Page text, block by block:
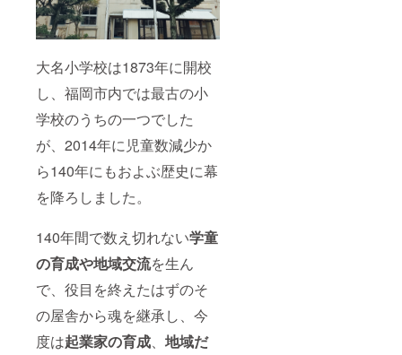
大名小学校は1873年に開校
し、福岡市内では最古の小
学校のうちの一つでした
が、2014年に児童数減少か
ら140年にもおよぶ歴史に幕
を降ろしました。
140年間で数え切れない学童
の育成や地域交流を生ん
で、役目を終えたはずのそ
の屋舎から魂を継承し、今
度は起業家の育成、 地域だ